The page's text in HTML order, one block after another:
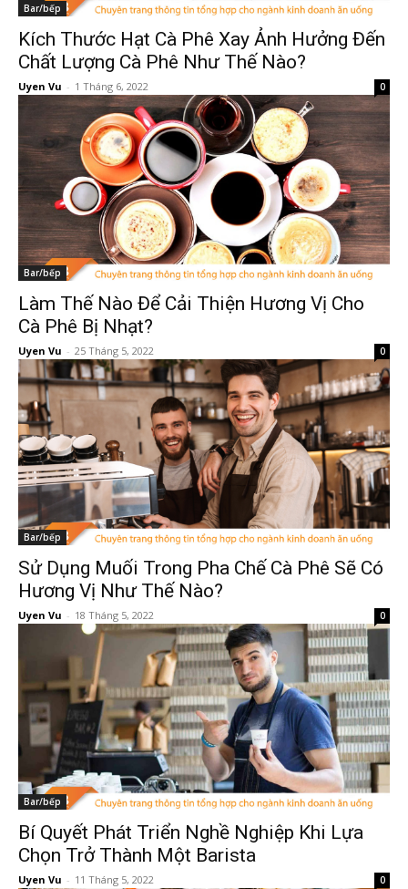
Bar/bếp
Kích Thước Hạt Cà Phê Xay Ảnh Hưởng Đến
Chất Lượng Cà Phê Như Thế Nào?
Uyen Vu - 1 Tháng 6, 2022 0
Bar/bếp
Làm Thế Nào Để Cải Thiện Hương Vị Cho
Cà Phê Bị Nhạt?
Uyen Vu - 25 Tháng 5, 2022 0
Bar/bếp
Sử Dụng Muối Trong Pha Chế Cà Phê Sẽ Có
Hương Vị Như Thế Nào?
Uyen Vu - 18 Tháng 5, 2022 0
Bar/bếp
Bí Quyết Phát Triển Nghề Nghiệp Khi Lựa
Chọn Trở Thành Một Barista
Uyen Vu - 11 Tháng 5, 2022 0